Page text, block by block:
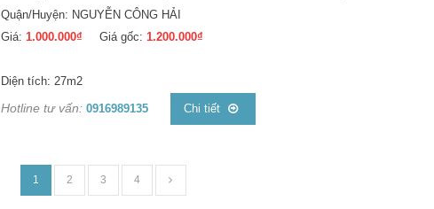
Quận/Huyện: NGUYỄN CÔNG HẢI
Giá: 1.000.000₫ Giá gốc: 1.200.000₫
Diện tích: 27m2
Hotline tư vấn: 0916989135 Chi tiết
1 2 3 4